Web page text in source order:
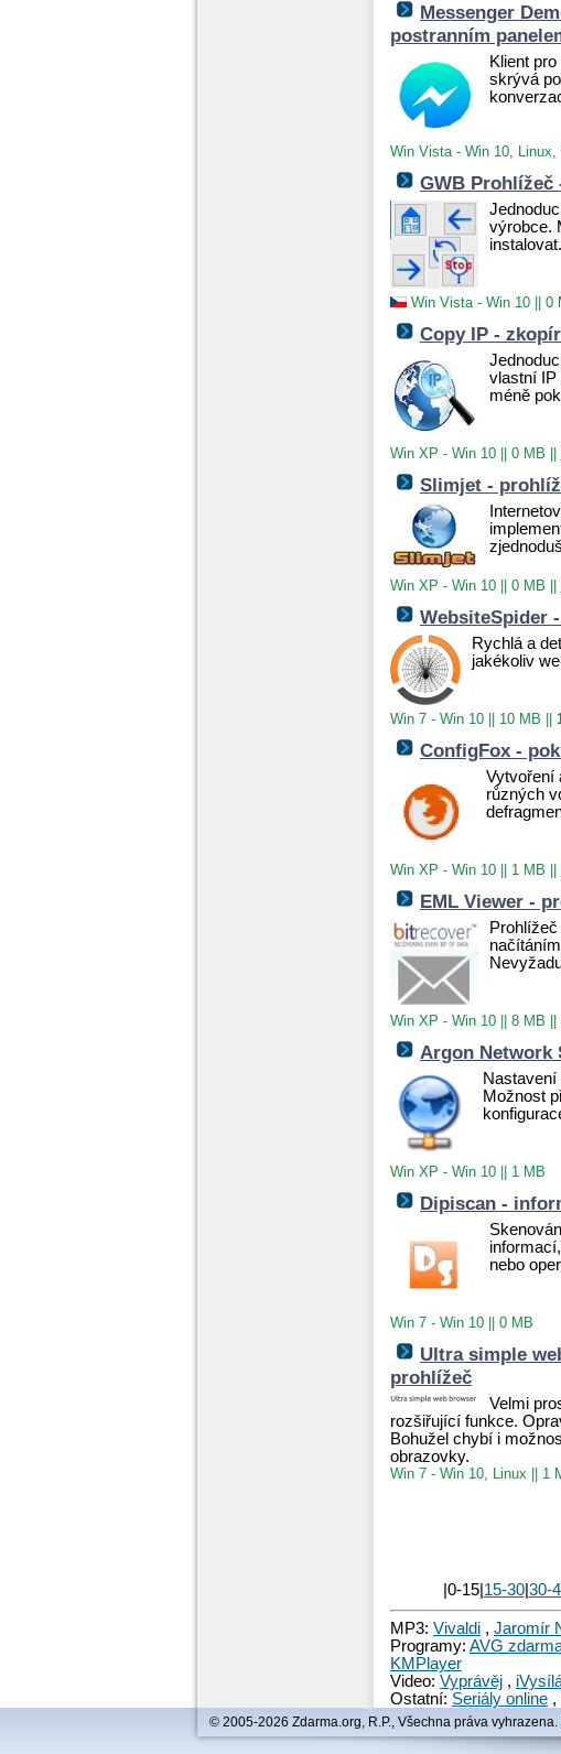
Messenger
postranním
Klient
skrývá
Win Vista - Win 10, Linux,
GWB
výrobce.
instalovat.
Win Vista - Win 10 0
Copy IP -
vlastní IP
méně
Win XP - Win 10 0 MB
Slimjet -
Win XP - Win 10 0 MB
WebsiteSpider
Rychlá a
jakékoliv
Win 7 - Win 10 10 MB
ConfigFox -
Vytvoření
různých
Win XP - Win 10 1 MB
EML Viewer -
Win XP - Win 10 8 MB
Argon Network
Možnost
Win XP - Win 10 1 MB
Dipiscan -
nebo
Win 7 - Win 10 0 MB
Ultra simple
prohlížeč
Velmi
rozšiřující funkce.
Bohužel chybí i
obrazovky.
Win 7 - Win 10, Linux 1
|0-15| 15-30| 30-
MP3: Vivaldi , Jaromír
Programy: AVG
KMPlayer
Video: Vyprávěj ,
Ostatní: Seriály online ,
© 2005-2026 Zdarma.org, R.P., Všechna práva vyhrazena.